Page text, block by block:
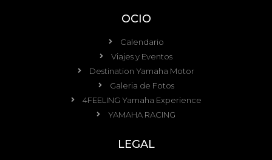
OCIO
Calendario
Viajes y Eventos
Destination Yamaha Motor
Galeria de Fotos
4FEELING Yamaha Experience
YAMAHA RACING
LEGAL